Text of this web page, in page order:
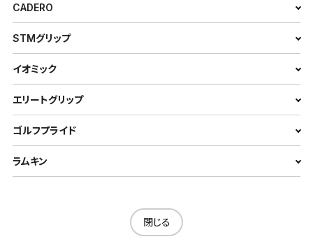
CADERO
STMグリップ
イオミック
エリートグリップ
ゴルフプライド
ラムキン
閉じる